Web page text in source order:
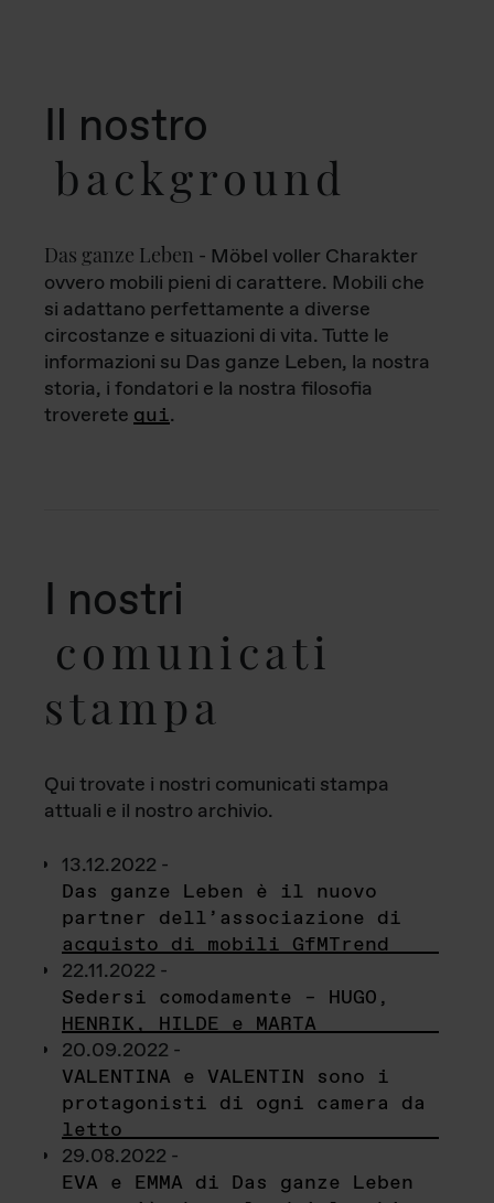
Il nostro
background
Das ganze Leben - Möbel voller Charakter
ovvero mobili pieni di carattere. Mobili che
si adattano perfettamente a diverse
circostanze e situazioni di vita. Tutte le
informazioni su Das ganze Leben, la nostra
storia, i fondatori e la nostra filosofia
troverete qui.
I nostri
comunicati
stampa
Qui trovate i nostri comunicati stampa
attuali e il nostro archivio.
13.12.2022 -
Das ganze Leben è il nuovo
partner dell’associazione di
acquisto di mobili GfMTrend
22.11.2022 -
Sedersi comodamente – HUGO,
HENRIK, HILDE e MARTA
20.09.2022 -
VALENTINA e VALENTIN sono i
protagonisti di ogni camera da
letto
29.08.2022 -
EVA e EMMA di Das ganze Leben